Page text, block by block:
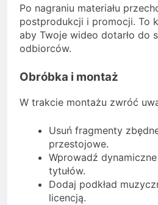
Po nagraniu materiału
postprodukcji i promocji. To
aby Twoje wideo dotarło do
odbiorców.
Obróbka i montaż
W trakcie montażu zwróć
Usuń fragmenty
przestojowe.
Wprowadź
tytułów.
Dodaj podkład
licencją.